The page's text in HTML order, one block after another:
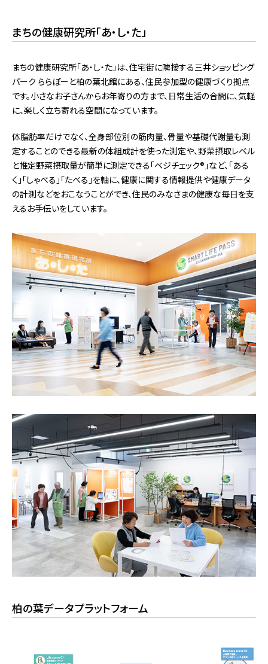
まちの健康研究所「あ・し・た」
まちの健康研究所「あ・し・た」は、住宅街に隣接する三井ショッピング
パーク ららぽーと柏の葉北館にある、住民参加型の健康づくり拠点
です。小さなお子さんからお年寄りの方まで、日常生活の合間に、気軽
に、楽しく立ち寄れる空間になっています。
体脂肪率だけでなく、全身部位別の筋肉量、骨量や基礎代謝量も測
定することのできる最新の体組成計を使った測定や、野菜摂取レベル
と推定野菜摂取量が簡単に測定できる「ベジチェック®」など、「ある
く」「しゃべる」「たべる」を軸に、健康に関する情報提供や健康データ
の計測などをおこなうことができ、住民のみなさまの健康な毎⽇を⽀
えるお手伝いをしています。
柏の葉データプラットフォーム